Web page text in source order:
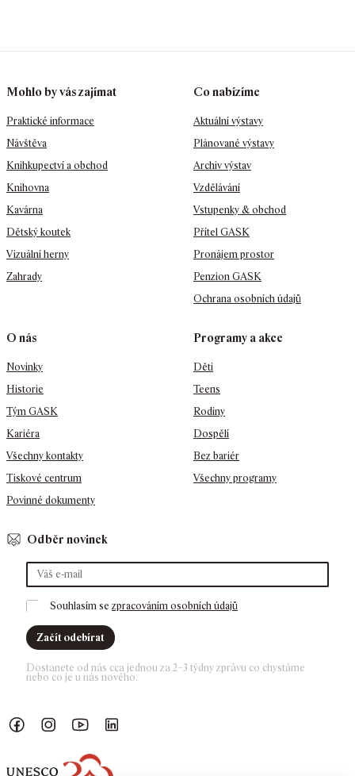
Mohlo by vás zajímat
Praktické informace
Návštěva
Knihkupectví a obchod
Knihovna
Kavárna
Dětský koutek
Vizuální herny
Zahrady
Co nabízíme
Aktuální výstavy
Plánované výstavy
Archiv výstav
Vzdělávání
Vstupenky & obchod
Přítel GASK
Pronájem prostor
Penzion GASK
Ochrana osobních údajů
O nás
Novinky
Historie
Tým GASK
Kariéra
Všechny kontakty
Tiskové centrum
Povinné dokumenty
Programy a akce
Děti
Teens
Rodiny
Dospělí
Bez bariér
Všechny programy
Odběr novinek
Souhlasím se zpracováním osobních údajů
Začít odebírat
Dostanete od nás cca jednou za 2–3 týdny zprávu co chystáme
nebo co je u nás nového.
Náš FacebookGASK InstagramGASK YouTube kanál